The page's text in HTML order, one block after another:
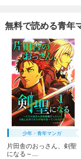
無料で読める青年
少年・青年マンガ
片田舎のおっさん、剣聖
になる～...